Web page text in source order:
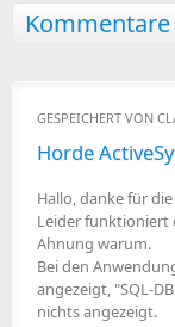
Kommentare
GESPEICHERT VON
Horde
Hallo, danke für
Leider funktioniert
Ahnung warum.
Bei den
angezeigt, "SQL-
nichts angezeigt.